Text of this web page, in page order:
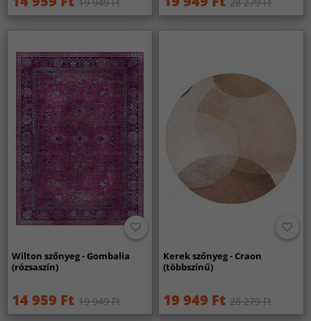
Wilton szőnyeg - Gombalia
(rózsaszín)
14 959 Ft 19 949 Ft
Kerek szőnyeg - Craon
(többszínű)
19 949 Ft 28 279 Ft